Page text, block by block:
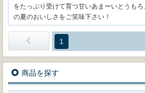
をたっぷり受けて育つ甘いあまーいとうも
の夏のおいしさをご笑味下さい！
1
商品を探す